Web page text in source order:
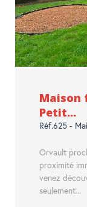
Maison
Petit...
Réf.625 -
Orvault
proximité
venez
seulement...